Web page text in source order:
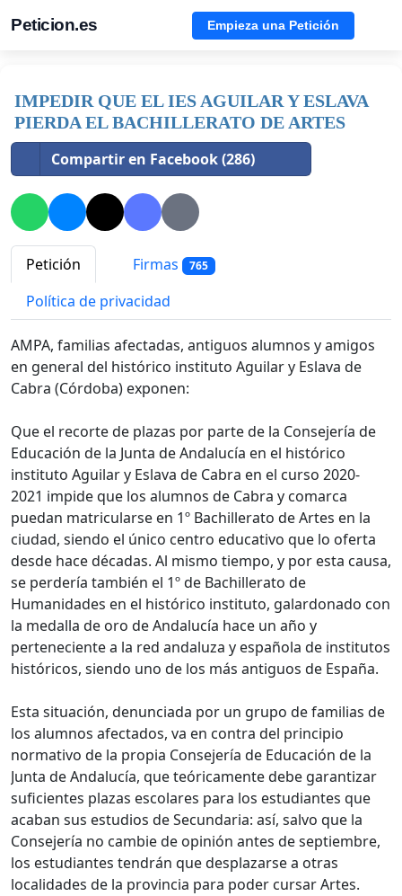
Peticion.es Empieza una Petición
IMPEDIR QUE EL IES AGUILAR Y ESLAVA
PIERDA EL BACHILLERATO DE ARTES
Compartir en Facebook (286)
Petición Firmas 765
Política de privacidad
AMPA, familias afectadas, antiguos alumnos y amigos
en general del histórico instituto Aguilar y Eslava de
Cabra (Córdoba) exponen:
Que el recorte de plazas por parte de la Consejería de
Educación de la Junta de Andalucía en el histórico
instituto Aguilar y Eslava de Cabra en el curso 2020-
2021 impide que los alumnos de Cabra y comarca
puedan matricularse en 1º Bachillerato de Artes en la
ciudad, siendo el único centro educativo que lo oferta
desde hace décadas. Al mismo tiempo, y por esta causa,
se perdería también el 1º de Bachillerato de
Humanidades en el histórico instituto, galardonado con
la medalla de oro de Andalucía hace un año y
perteneciente a la red andaluza y española de institutos
históricos, siendo uno de los más antiguos de España.
Esta situación, denunciada por un grupo de familias de
los alumnos afectados, va en contra del principio
normativo de la propia Consejería de Educación de la
Junta de Andalucía, que teóricamente debe garantizar
suficientes plazas escolares para los estudiantes que
acaban sus estudios de Secundaria: así, salvo que la
Consejería no cambie de opinión antes de septiembre,
los estudiantes tendrán que desplazarse a otras
localidades de la provincia para poder cursar Artes.